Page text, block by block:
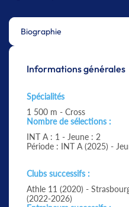
Biographie
Informations générales
Spécialités
1 500 m - Cross
Nombre de sélections :
INT A : 1 - Jeune : 2
Période : INT A (2025) -
Clubs successifs :
Athle 11 (2020) -
(2022-2026)